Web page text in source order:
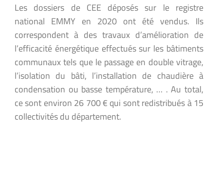
Les dossiers de CEE déposés sur le registre
national EMMY en 2020 ont été vendus. Ils
correspondent à des travaux d’amélioration de
l’efficacité énergétique effectués sur les bâtiments
communaux tels que le passage en double vitrage,
l’isolation du bâti, l’installation de chaudière à
condensation ou basse température, … . Au total,
ce sont environ 26 700 € qui sont redistribués à 15
collectivités du département.